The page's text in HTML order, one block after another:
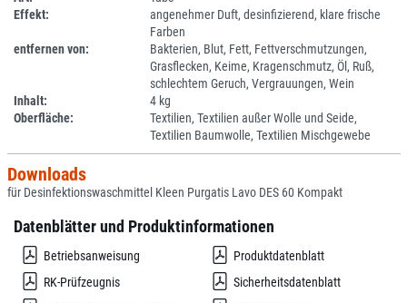
Effekt:
angenehmer Duft, desinfizierend, klare frische
Farben
entfernen von:
Bakterien, Blut, Fett, Fettverschmutzungen,
Grasflecken, Keime, Kragenschmutz, Öl, Ruß,
schlechtem Geruch, Vergrauungen, Wein
Inhalt:
4 kg
Oberfläche:
Textilien, Textilien außer Wolle und Seide,
Textilien Baumwolle, Textilien Mischgewebe
Downloads
für Desinfektionswaschmittel Kleen Purgatis Lavo DES 60 Kompakt
Datenblätter und Produktinformationen
Betriebsanweisung
Produktdatenblatt
RK-Prüfzeugnis
Sicherheitsdatenblatt